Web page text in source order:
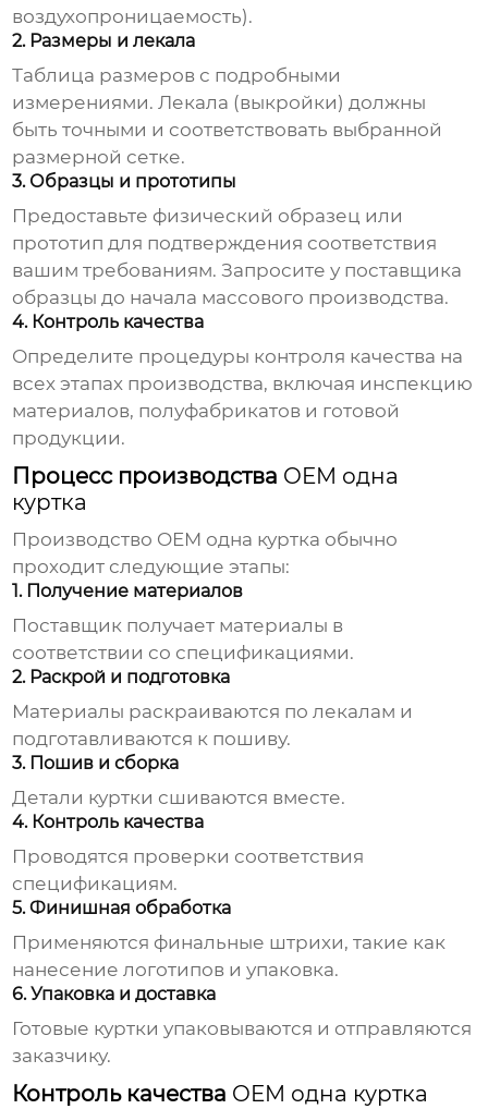
воздухопроницаемость).
2. Размеры и лекала
Таблица размеров с подробными
измерениями. Лекала (выкройки) должны
быть точными и соответствовать выбранной
размерной сетке.
3. Образцы и прототипы
Предоставьте физический образец или
прототип для подтверждения соответствия
вашим требованиям. Запросите у поставщика
образцы до начала массового производства.
4. Контроль качества
Определите процедуры контроля качества на
всех этапах производства, включая инспекцию
материалов, полуфабрикатов и готовой
продукции.
Процесс производства OEM одна
куртка
Производство OEM одна куртка обычно
проходит следующие этапы:
1. Получение материалов
Поставщик получает материалы в
соответствии со спецификациями.
2. Раскрой и подготовка
Материалы раскраиваются по лекалам и
подготавливаются к пошиву.
3. Пошив и сборка
Детали куртки сшиваются вместе.
4. Контроль качества
Проводятся проверки соответствия
спецификациям.
5. Финишная обработка
Применяются финальные штрихи, такие как
нанесение логотипов и упаковка.
6. Упаковка и доставка
Готовые куртки упаковываются и отправляются
заказчику.
Контроль качества OEM одна куртка